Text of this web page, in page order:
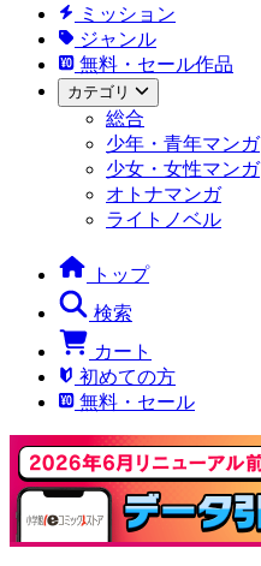
ミッション
ジャンル
無料・セール作品
カテゴリ
総合
少年・青年マンガ
少女・女性マンガ
オトナマンガ
ライトノベル
トップ
検索
カート
初めての方
無料・セール